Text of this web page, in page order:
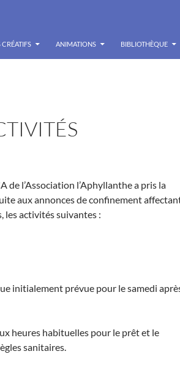
CRÉATIFS ANIMATIONS BIBLIOTHÈQUE
de l’Association l’Aphyllanthe a pris la
aux annonces de confinement
les activités suivantes :
initialement prévue pour le samedi
heures habituelles pour le prêt et le
sanitaires.